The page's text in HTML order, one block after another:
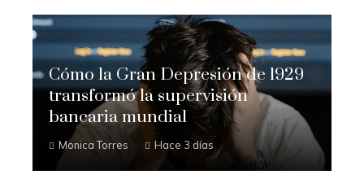
Cómo la Gran Depresión de 1929
transformó la supervisión
bancaria mundial
Monica Torres Hace 3 días